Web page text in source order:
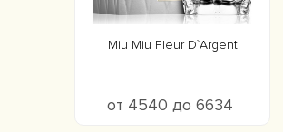
Miu Miu Fleur D`Argent
от 4540 до 6634